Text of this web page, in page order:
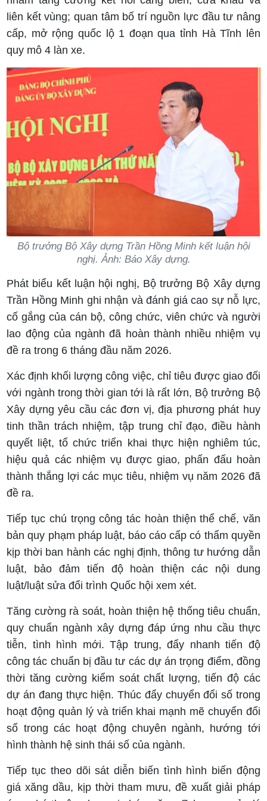
liên kết vùng; quan tâm bố trí nguồn lực đầu tư nâng
cấp, mở rộng quốc lộ 1 đoạn qua tỉnh Hà Tĩnh lên
quy mô 4 làn xe.
Bộ trưởng Bộ Xây dựng Trần Hồng Minh kết luận hội
nghị. Ảnh: Báo Xây dựng.
Phát biểu kết luận hội nghị, Bộ trưởng Bộ Xây dựng
Trần Hồng Minh ghi nhận và đánh giá cao sự nỗ lực,
cố gắng của cán bộ, công chức, viên chức và người
lao động của ngành đã hoàn thành nhiều nhiệm vụ
đề ra trong 6 tháng đầu năm 2026.
Xác định khối lượng công việc, chỉ tiêu được giao đối
với ngành trong thời gian tới là rất lớn, Bộ trưởng Bộ
Xây dựng yêu cầu các đơn vị, địa phương phát huy
tinh thần trách nhiệm, tập trung chỉ đạo, điều hành
quyết liệt, tổ chức triển khai thực hiện nghiêm túc,
hiệu quả các nhiệm vụ được giao, phấn đấu hoàn
thành thắng lợi các mục tiêu, nhiệm vụ năm 2026 đã
đề ra.
Tiếp tục chú trọng công tác hoàn thiện thể chế, văn
bản quy phạm pháp luật, báo cáo cấp có thẩm quyền
kịp thời ban hành các nghị định, thông tư hướng dẫn
luật, bảo đảm tiến độ hoàn thiện các nội dung
luật/luật sửa đổi trình Quốc hội xem xét.
Tăng cường rà soát, hoàn thiện hệ thống tiêu chuẩn,
quy chuẩn ngành xây dựng đáp ứng nhu cầu thực
tiễn, tình hình mới. Tập trung, đẩy nhanh tiến độ
công tác chuẩn bị đầu tư các dự án trọng điểm, đồng
thời tăng cường kiểm soát chất lượng, tiến độ các
dự án đang thực hiện. Thúc đẩy chuyển đổi số trong
hoạt động quản lý và triển khai mạnh mẽ chuyển đổi
số trong các hoạt động chuyên ngành, hướng tới
hình thành hệ sinh thái số của ngành.
Tiếp tục theo dõi sát diễn biến tình hình biến động
giá xăng dầu, kịp thời tham mưu, đề xuất giải pháp